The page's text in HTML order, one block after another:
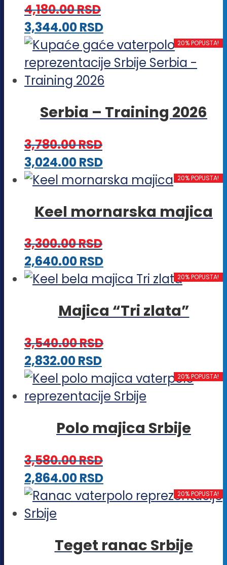
biti
izabrane
na
stranici
proizvoda.
4,180.00RSD
3,344.00RSDOvaj
proizvod
ima
više
Opcije
na
stranici
proizvoda.
20% POPUSTA!
Serbia – Training 2026
3,780.00RSD
3,024.00RSDOvaj
proizvod
više
mogu
biti
izabrane
na
stranici
20% POPUSTA!
Keel mornarska majica
3,300.00RSD
2,640.00RSDOvaj
proizvod
više
Opcije
biti
izabrane
na
stranici
20% POPUSTA!
Majica “Tri zlata”
3,540.00RSD
2,832.00RSDOvaj
proizvod
ima
varijanti.
mogu
biti
izabrane
stranici
proizvoda.
20% POPUSTA!
Polo majica Srbije
3,580.00RSD
2,864.00RSDOvaj
proizvod
varijanti.
20% POPUSTA!
Teget ranac Srbije